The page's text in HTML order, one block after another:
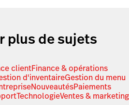
plus de sujets
clientFinance & opérations
d'inventaireGestion du menu
NouveautésPaiements
TechnologieVentes & marketing